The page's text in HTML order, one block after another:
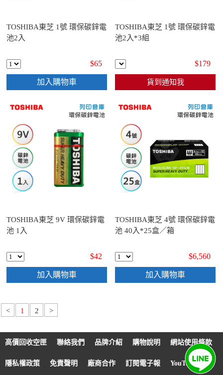
TOSHIBA東芝 1號 環保碳鋅電
池2入
$65
加入購物車
TOSHIBA東芝 1號 環保碳鋅電
池2入*3組
$179
貨到通知我
TOSHIBA東芝 9V 環保碳鋅電
池 1入
$42
加入購物車
TOSHIBA東芝 4號 環保碳鋅電
池 40入*25盒／箱
$6,560
加入購物車
< 1 2 >
高價回收空匣 聯絡我們 品牌介紹 購物說明 網站使用條款
隱私權政策 免責聲明 廠商合作 訂閱電子報 YouTube